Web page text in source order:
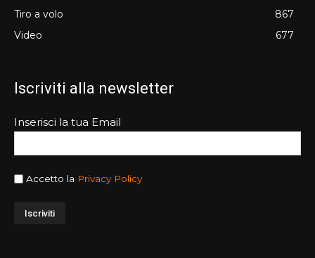
Tiro a volo
867
Video
677
Iscriviti alla newsletter
Inserisci la tua Email
Accetto la Privacy Policy